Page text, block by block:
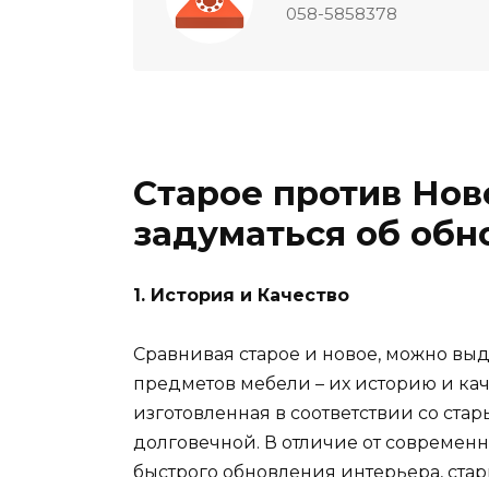
058-5858378
Старое против
задуматься об
1. История и Качество
Сравнивая старое и новое, можно
предметов мебели – их историю и
изготовленная в соответствии со
долговечной. В отличие от
быстрого обновления интерьера,